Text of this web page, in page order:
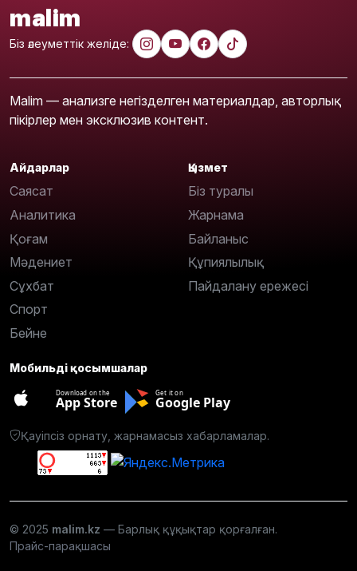
malim
Біз әлеуметтік желіде:
Malim — анализге негізделген материалдар, авторлық
пікірлер мен эксклюзив контент.
Айдарлар
Саясат
Аналитика
Қоғам
Мәдениет
Сұхбат
Спорт
Бейне
Қызмет
Біз туралы
Жарнама
Байланыс
Құпиялылық
Пайдалану ережесі
Мобильді қосымшалар
Download on the
App Store
Get it on
Google Play
Қауіпсіз орнату, жарнамасыз хабарламалар.
© 2025 malim.kz — Барлық құқықтар қорғалған.
Прайс-парақшасы